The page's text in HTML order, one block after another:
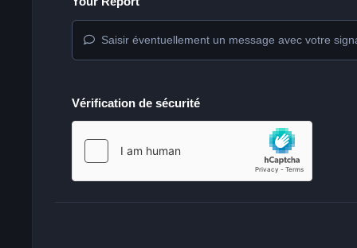
Saisir éventuellement un message avec votre
Vérification de sécurité